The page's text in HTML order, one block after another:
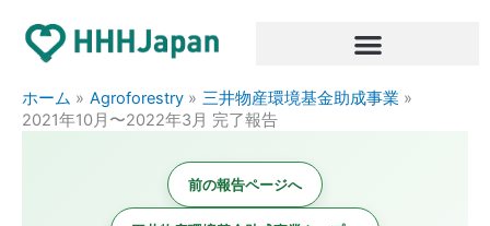
ホーム Agroforestry
三井物産環境基金助成事業
2021年10月〜2022年3月 完了報告
前の報告ページへ